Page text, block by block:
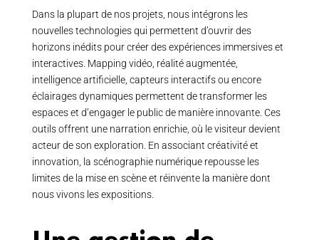
Dans la plupart de nos projets, nous intégrons les
nouvelles technologies qui permettent d’ouvrir des
horizons inédits pour créer des expériences immersives et
interactives. Mapping vidéo, réalité augmentée,
intelligence artificielle, capteurs interactifs ou encore
éclairages dynamiques permettent de transformer les
espaces et d’engager le public de manière innovante. Ces
outils offrent une narration enrichie, où le visiteur devient
acteur de son exploration. En associant créativité et
innovation, la scénographie numérique repousse les
limites de la mise en scène et réinvente la manière dont
nous vivons les expositions.